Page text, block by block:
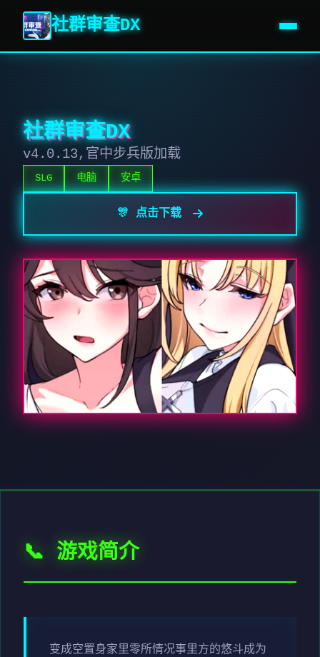
社群审查DX
社群审查DX
v4.0.13,官中步兵版加载
SLG 电脑 安卓
🎊 点击下载
📞 游戏简介
变成空置身家里零所情况事里方的悠斗成为